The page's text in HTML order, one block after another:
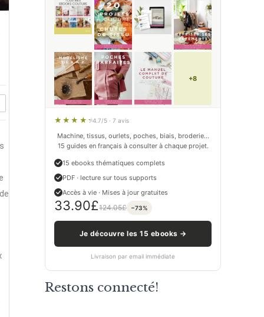
+8
4.7/5 · 7 avis
Machine, tissus, ourlets, poches, biais, broderie…
15 guides en français à consulter à chaque projet.
15 ebooks thématiques complets
PDF · lecture sur tous supports
Accès à vie · Mises à jour gratuites
33.90£124.05£ −73%
Je découvre les 15 ebooks →
Livraison par email immédiate
Restons connecté!